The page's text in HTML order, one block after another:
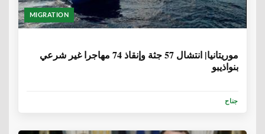
MIGRATION
موريتانيا| انتشال 57 جثة وإنقاذ 74 مهاجرا غير شرعي
بنواذيبو
جناح